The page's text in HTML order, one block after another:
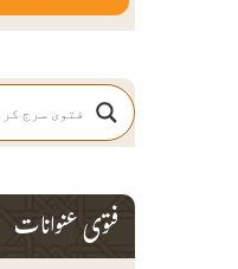
فتوی عنوانات